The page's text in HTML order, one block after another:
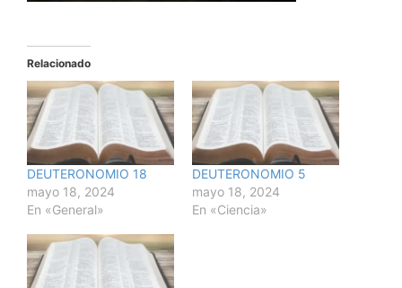
Relacionado
DEUTERONOMIO 18
mayo 18, 2024
En «General»
DEUTERONOMIO 5
mayo 18, 2024
En «Ciencia»